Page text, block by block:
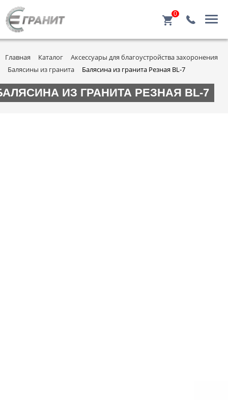
0
Главная Каталог
Аксессуары для благоустройства захоронения
Балясины из гранита
Балясина из гранита Резная BL-7
ИЗ ГРАНИТА РЕЗНАЯ BL-7